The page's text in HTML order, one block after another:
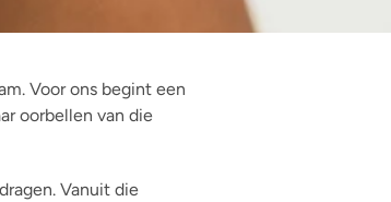
Voor ons begint een
oorbellen van die
Vanuit die